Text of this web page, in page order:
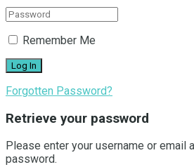
Remember Me
Forgotten Password?
Retrieve your password
Please enter your username or email
password.